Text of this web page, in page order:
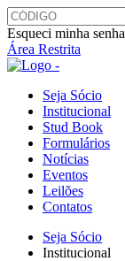
Esqueci minha senha
Área Restrita
Seja Sócio
Institucional
Stud Book
Formulários
Notícias
Eventos
Leilões
Contatos
Seja Sócio
Institucional